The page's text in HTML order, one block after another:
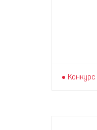
Конкурс